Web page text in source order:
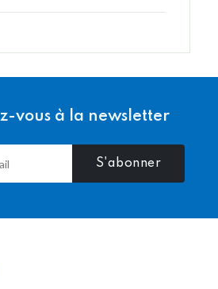
vous à la newsletter
S'abonner